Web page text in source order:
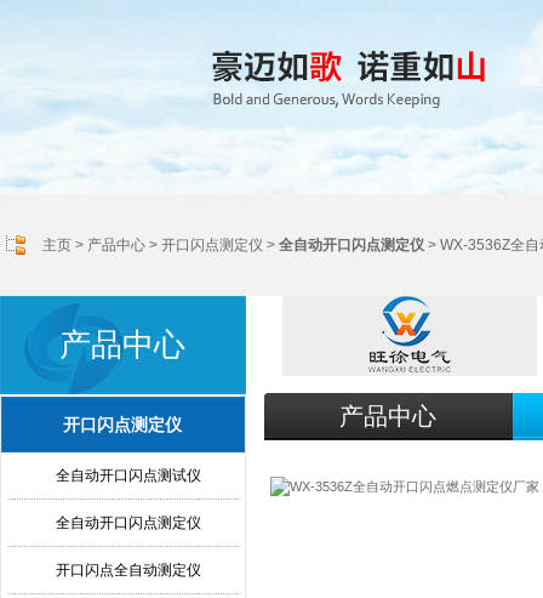
主页 > 产品中心 > 开口闪点测定仪 > 全自动开口闪点测定仪 > WX-3536Z全
产品中心
开口闪点测定仪
全自动开口闪点测试仪
全自动开口闪点测定仪
开口闪点全自动测定仪
产品中心